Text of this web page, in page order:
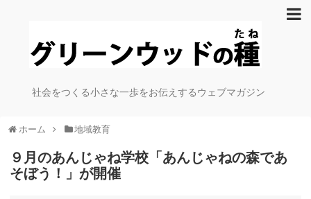
社会をつくる小さな一歩をお伝えするウェブマガジン
ホーム 地域教育
９月のあんじゃね学校「あんじゃねの森であ
そぼう！」が開催